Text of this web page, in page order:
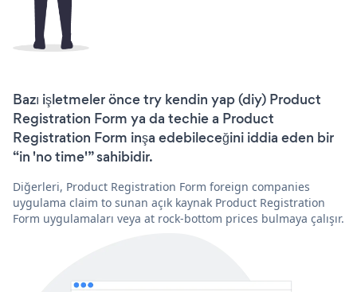
Bazı işletmeler önce try kendin yap (diy) Product
Registration Form ya da techie a Product
Registration Form inşa edebileceğini iddia eden bir
“in 'no time'” sahibidir.
Diğerleri, Product Registration Form foreign companies
uygulama claim to sunan açık kaynak Product Registration
Form uygulamaları veya at rock-bottom prices bulmaya çalışır.